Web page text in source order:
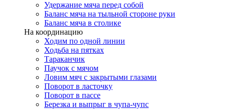
Удержание мяча перед собой
Баланс мяча на тыльной стороне руки
Баланс мяча в столике
На координацию
Ходим по одной линии
Ходьба на пятках
Тараканчик
Паучок с мячом
Ловим мяч с закрытыми глазами
Поворот в ласточку
Поворот в пассе
Березка и выпрыг в чупа-чупс